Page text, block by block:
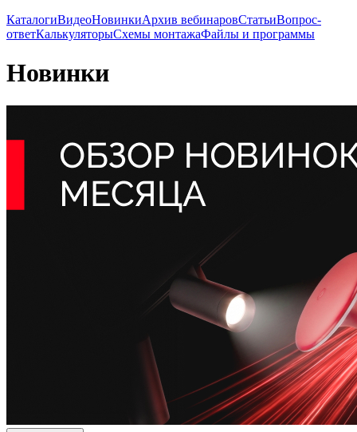
КаталогиВидеоНовинкиАрхив вебинаровСтатьиВопрос-
ответКалькуляторыСхемы монтажаФайлы и программы
Новинки